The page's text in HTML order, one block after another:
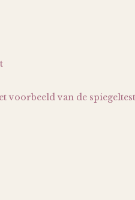
voorbeeld van de